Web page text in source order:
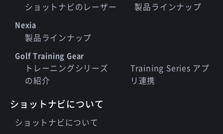
ショットナビのレーザー 製品ラインナップ
Nexia
製品ラインナップ
Golf Training Gear
トレーニングシリーズ
の紹介
Training Series アプ
リ連携
ショットナビについて
ショットナビについて